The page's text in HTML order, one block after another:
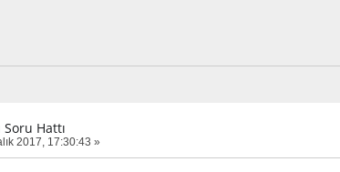
Hattı
2017, 17:30:43 »